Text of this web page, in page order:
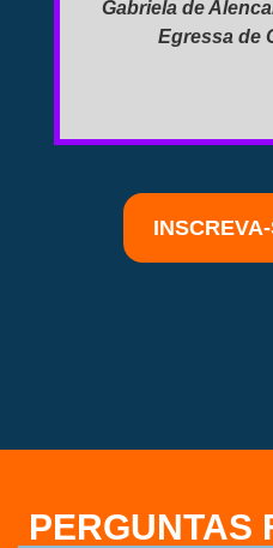
Gabriela de
Egressa de
PERGUNTAS